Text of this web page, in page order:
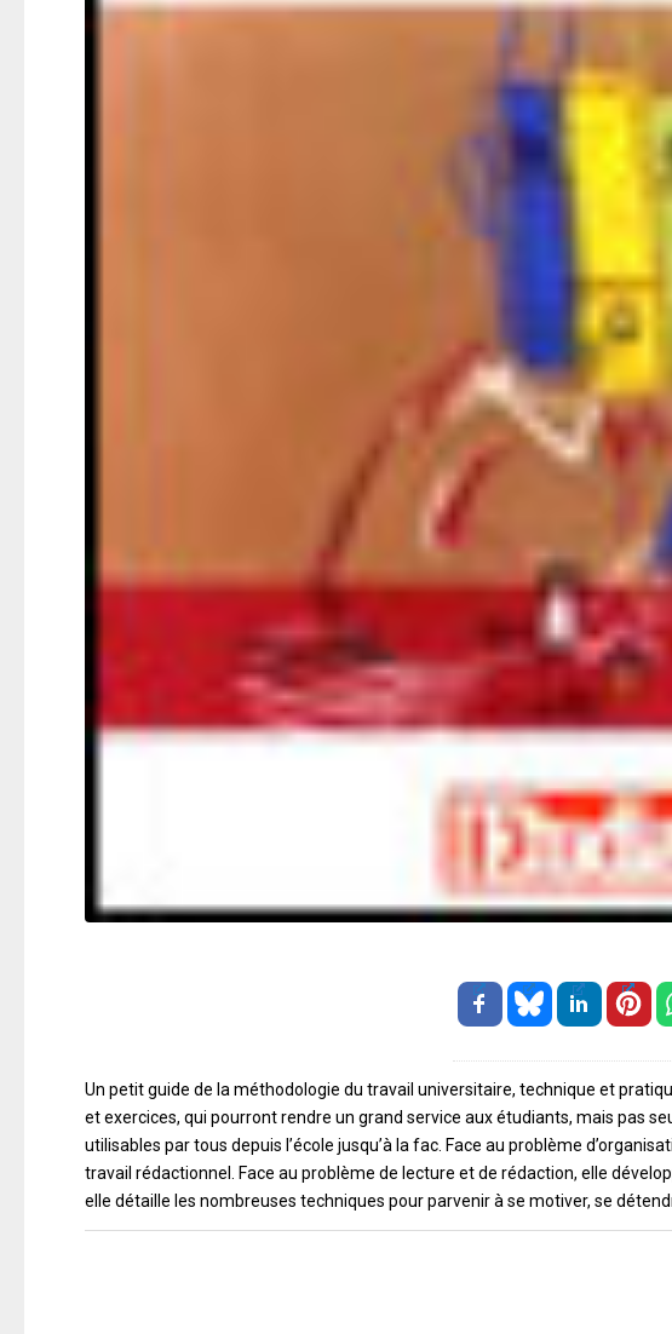
Un petit guide de la méthodologie du travail universitaire, technique et
et exercices, qui pourront rendre un grand service aux étudiants, mais pas
utilisables par tous depuis l’école jusqu’à la fac. Face au problème
travail rédactionnel. Face au problème de lecture et de rédaction, elle
elle détaille les nombreuses techniques pour parvenir à se motiver, se